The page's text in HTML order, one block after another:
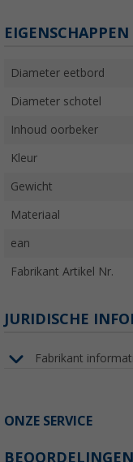
EIGENSCHAPPEN
Diameter eetbord
Diameter schotel
Inhoud oorbeker
Kleur
Gewicht
Materiaal
ean
Fabrikant Artikel Nr.
JURIDISCHE
Fabrikant
ONZE SERVICE
BEOORDELINGEN